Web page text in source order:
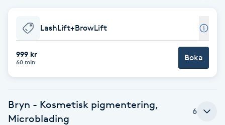
Barnklippning
Blowout
Bottenfärg
LashLift+BrowLift
999 kr
60 min Boka
Bryn - Kosmetisk pigmentering,
Microblading
6